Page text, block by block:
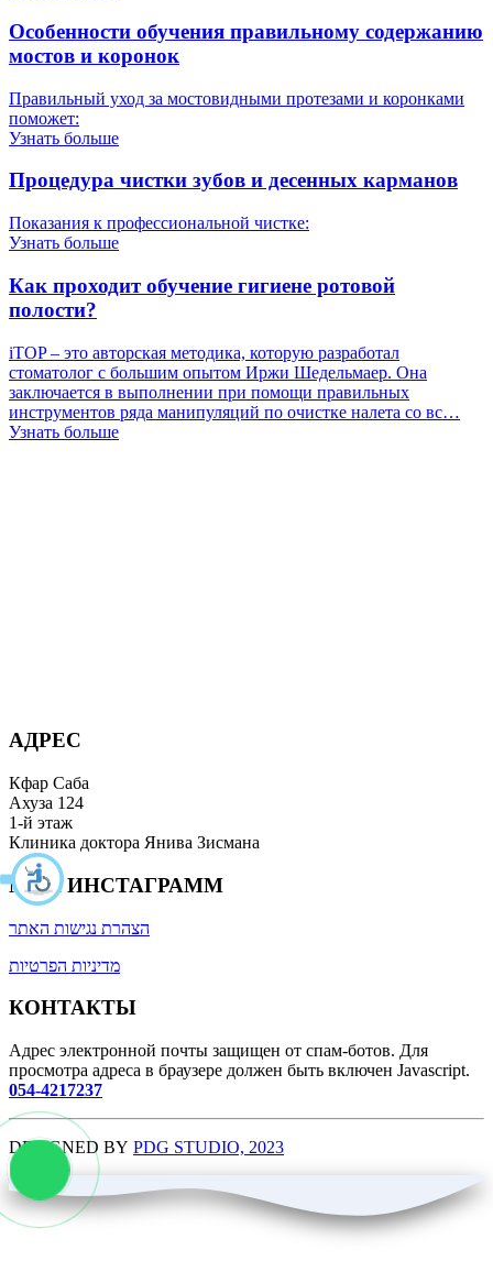
Особенности обучения правильному содержанию
мостов и коронок
Правильный уход за мостовидными протезами и коронками
поможет:
Узнать больше
Процедура чистки зубов и десенных карманов
Показания к профессиональной чистке:
Узнать больше
Как проходит обучение гигиене ротовой
полости?
iTOP – это авторская методика, которую разработал
стоматолог с большим опытом Иржи Шедельмаер. Она
заключается в выполнении при помощи правильных
инструментов ряда манипуляций по очистке налета со вс…
Узнать больше
АДРЕС
Кфар Саба
Ахуза 124
1-й этаж
Клиника доктора Янива Зисмана
МОЙ ИНСТАГРАММ
הצהרת נגישות האתר
מדיניות הפרטיות
КОНТАКТЫ
Адрес электронной почты защищен от спам-ботов. Для
просмотра адреса в браузере должен быть включен Javascript.
054-4217237
DESIGNED BY PDG STUDIO, 2023